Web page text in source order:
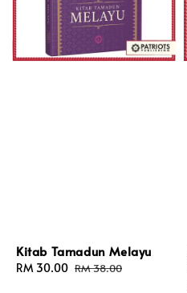
Kitab Tamadun Melayu
Sale
RM 30.00 Regular
RM 38.00